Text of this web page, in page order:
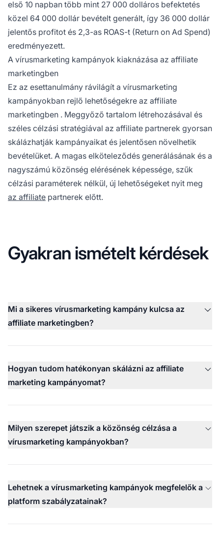
első 10 napban több mint 27 000 dolláros befektetés
közel 64 000 dollár bevételt generált, így 36 000 dollár
jelentős profitot és 2,3-as ROAS-t (Return on Ad Spend)
eredményezett.
A vírusmarketing kampányok kiaknázása az affiliate
marketingben
Ez az esettanulmány rávilágít a vírusmarketing
kampányokban rejlő lehetőségekre az affiliate
marketingben . Meggyőző tartalom létrehozásával és
széles célzási stratégiával az affiliate partnerek gyorsan
skálázhatják kampányaikat és jelentősen növelhetik
bevételüket. A magas elköteleződés generálásának és a
nagyszámú közönség elérésének képessége, szűk
célzási paraméterek nélkül, új lehetőségeket nyit meg
az affiliate partnerek előtt.
Gyakran ismételt kérdések
Mi a sikeres vírusmarketing kampány kulcsa az
affiliate marketingben?
Hogyan tudom hatékonyan skálázni az affiliate
marketing kampányomat?
Milyen szerepet játszik a közönség célzása a
vírusmarketing kampányokban?
Lehetnek a vírusmarketing kampányok megfelelők a
platform szabályzatainak?